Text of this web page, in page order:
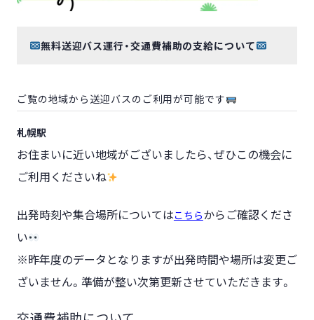
無料送迎バス運行・交通費補助の支給について
ご覧の地域から送迎バスのご利用が可能です
札幌駅
お住まいに近い地域がございましたら、ぜひこの機会に
ご利用くださいね
出発時刻や集合場所についてはこちらからご確認くださ
い
※昨年度のデータとなりますが出発時間や場所は変更ご
ざいません。準備が整い次第更新させていただきます。